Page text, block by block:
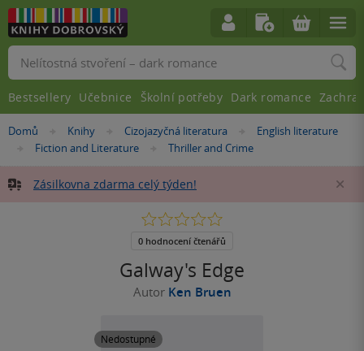
Nacházíte
Domů »Knihy »Cizojazyčná literatura »English literature
»Fiction and Literature »
Thriller and Crime
Zásilkovna zdarma celý týden!
Galway's Edge
Autor Ken Bruen
Nedostupné
0.0
5
0 hodnocení čtenářů
Vyhledávání
Bestsellery Učebnice Školní potřeby Dark romance